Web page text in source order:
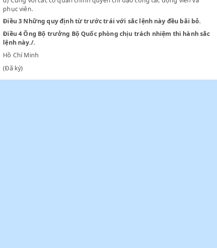
b)Chỉ huy các lực lượng bộ đội bảo vệ ở các tỉnh, huyện, thành
trong phạm vi Quân khu.
c)Cùng với các cơ quan chính quyền chỉ đạo công tác dân quân.
d)Cùng với các cơ quan chính quyền chỉ đạo công tác động viên
phục viên.
Điều 3
Điều 4Ông Bộ trưởng Bộ Quốc phòng chịu trách nhiệm thi